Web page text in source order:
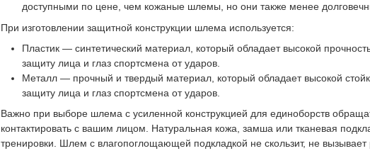
доступными по цене, чем кожаные шлемы, но они также менее
При изготовлении защитной конструкции шлема используется:
Пластик — синтетический материал, который обладает высокой
защиту лица и глаз спортсмена от ударов.
Металл — прочный и твердый материал, который обладает высокой
защиту лица и глаз спортсмена от ударов.
Важно при выборе шлема с усиленной конструкцией для единоборств
контактировать с вашим лицом. Натуральная кожа, замша или тканевая
тренировки. Шлем с влагопоглощающей подкладкой не скользит, не